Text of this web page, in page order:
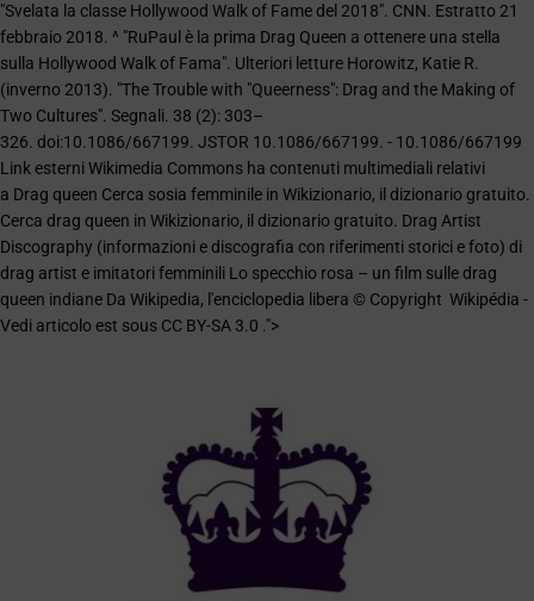
"Svelata la classe Hollywood Walk of Fame del 2018". CNN. Estratto 21
febbraio 2018. ^ "RuPaul è la prima Drag Queen a ottenere una stella
sulla Hollywood Walk of Fama". Ulteriori letture Horowitz, Katie R.
(inverno 2013). "The Trouble with "Queerness": Drag and the Making of
Two Cultures". Segnali. 38 (2): 303–
326. doi:10.1086/667199. JSTOR 10.1086/667199. - 10.1086/667199
Link esterni Wikimedia Commons ha contenuti multimediali relativi
a Drag queen Cerca sosia femminile in Wikizionario, il dizionario gratuito.
Cerca drag queen in Wikizionario, il dizionario gratuito. Drag Artist
Discography (informazioni e discografia con riferimenti storici e foto) di
drag artist e imitatori femminili Lo specchio rosa – un film sulle drag
queen indiane Da Wikipedia, l'enciclopedia libera © Copyright Wikipédia -
Vedi articolo est sous CC BY-SA 3.0 .">